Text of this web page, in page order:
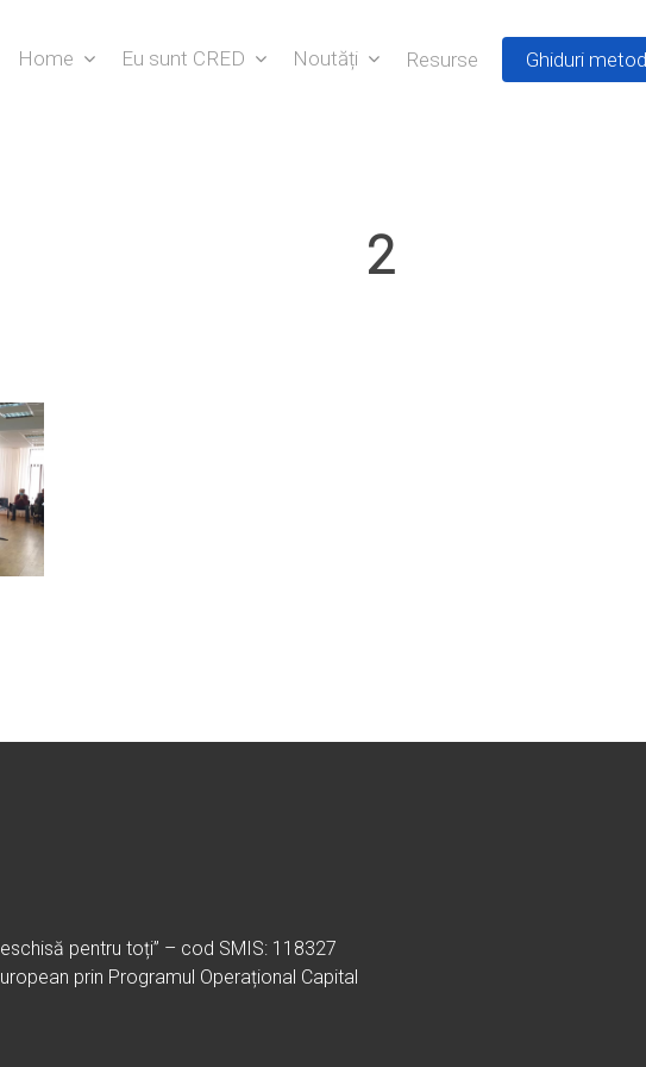
Home Eu sunt CRED Noutăți Resurse Ghiduri
2
pentru toți” – cod SMIS: 118327
prin Programul Operațional Capital